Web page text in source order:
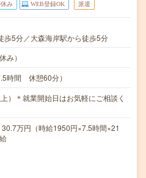
み WEB登録OK 派遣
歩5分／大森海岸駅から徒歩5分
み）
時間 休憩60分）
）＊就業開始日はお気軽にご相談く
万円（時給1950円×7.5時間×21